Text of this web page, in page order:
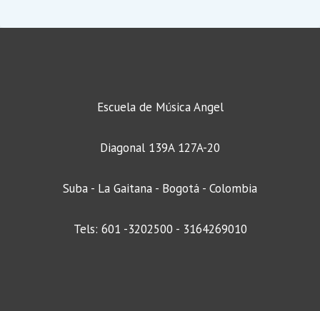
Escuela de Música Angel
Diagonal 139A 127A-20
Suba - La Gaitana - Bogotá - Colombia
Tels: 601 -3202500 - 3164269010